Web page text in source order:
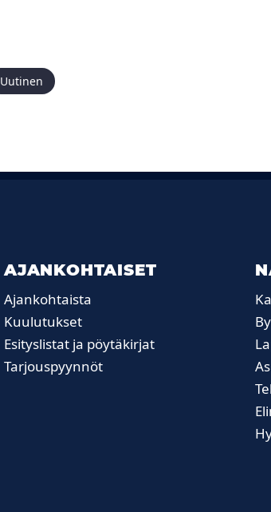
Uutinen
AJANKOHTAISET
Ajankohtaista
Kuulutukset
Esityslistat ja pöytäkirjat
Tarjouspyynnöt